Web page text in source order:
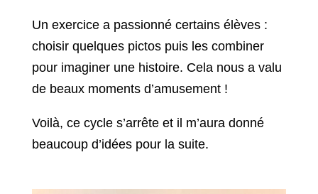
Un exercice a passionné certains élèves :
choisir quelques pictos puis les combiner
pour imaginer une histoire. Cela nous a valu
de beaux moments d’amusement !
Voilà, ce cycle s’arrête et il m’aura donné
beaucoup d’idées pour la suite.